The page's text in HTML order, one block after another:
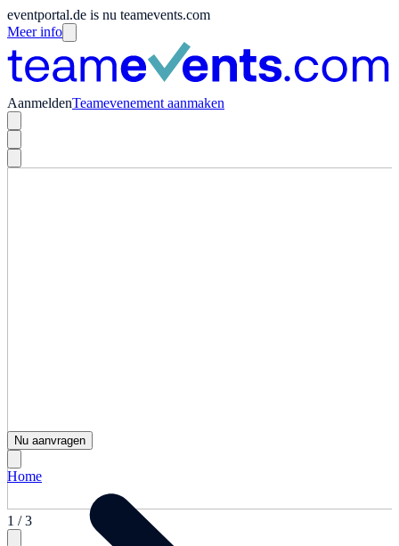
eventportal.de is nu teamevents.com
Meer info
AanmeldenTeamevenement aanmaken
1 / 3
Nu aanvragen
Home